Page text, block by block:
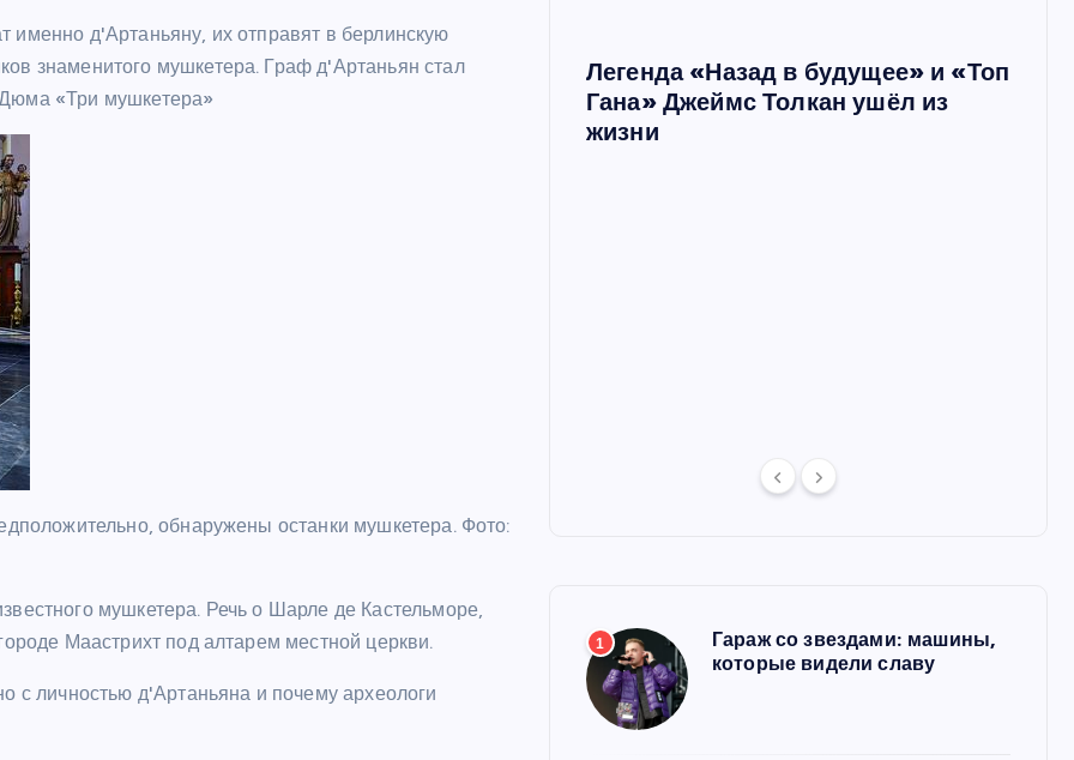
именно д'Артаньяну, их отправят в берлинскую
знаменитого мушкетера. Граф д'Артаньян стал
«Три мушкетера»
обнаружены останки мушкетера. Фото:
мушкетера. Речь о Шарле де Кастельморе,
Маастрихт под алтарем местной церкви.
с личностью д'Артаньяна и почему археологи
ШОУБИЗ
Легенда «Назад в будущее» и «Топ
Гана» Джеймс Толкан ушёл из
жизни
1
Гараж со звездами: машины,
которые видели славу